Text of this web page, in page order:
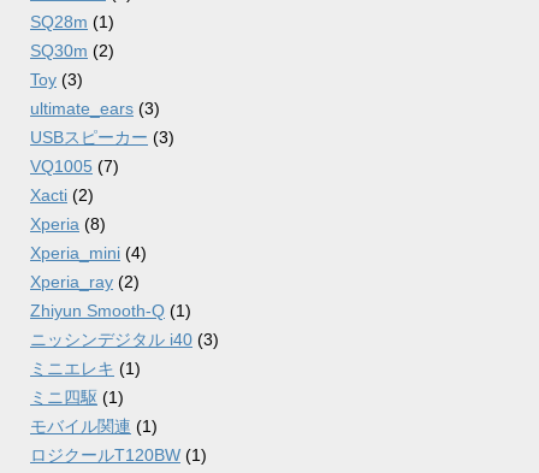
SQ28m (1)
SQ30m (2)
Toy (3)
ultimate_ears (3)
USBスピーカー (3)
VQ1005 (7)
Xacti (2)
Xperia (8)
Xperia_mini (4)
Xperia_ray (2)
Zhiyun Smooth-Q (1)
ニッシンデジタル i40 (3)
ミニエレキ (1)
ミニ四駆 (1)
モバイル関連 (1)
ロジクールT120BW (1)